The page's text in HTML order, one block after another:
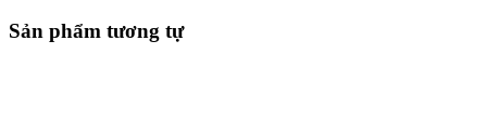
Sản phẩm tương tự